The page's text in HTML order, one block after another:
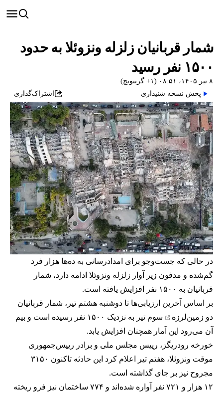
شمار قربانیان زلزله ونزوئلا به حدود
۱۵۰۰ نفر رسید
۸ تیر ۱۴۰۵، ۰۸:۵۱ (‎+۱ گرینویچ)
پخش نسخه شنیداری
اشتراک‌گذاری
در حالی که جست‌وجو برای امدادرسانی به ده‌ها هزار فرد
گم‌شده و مدفون زیر آوار زلزله ونزوئلا ادامه دارد، شمار
قربانیان به ۱۵۰۰ نفر افزایش یافته است.
بر اساس آخرین ارزیابی‌ها تا دوشنبه هشتم تیر، شمار قربانیان
دو زمین‌لرزه
سوم تیر به نزدیک ۱۵۰۰ نفر رسیده است و بیم
آن می‌رود این آمار همچنان افزایش یابد.
خورخه رودریگز، رییس مجلس ملی و برادر رییس‌جمهوری
موقت ونزوئلا، هفتم تیر اعلام کرد این حادثه تاکنون ۳۱۵۰
مجروح نیز بر جای گذاشته است.
۱۲ هزار و ۷۲۱ نفر آواره شده‌اند و ۷۷۴ ساختمان نیز فرو ریخته